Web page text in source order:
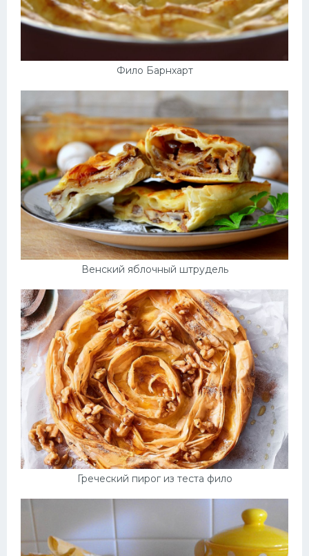
Фило Барнхарт
Венский яблочный штрудель
Греческий пирог из теста фило